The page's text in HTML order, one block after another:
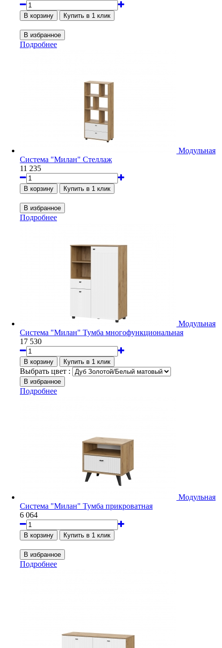
Подробнее
Модульная
Система "Милан" Стеллаж
11 235
Подробнее
Модульная
Система "Милан" Тумба многофункциональная
17 530
Выбрать цвет :
Подробнее
Модульная
Система "Милан" Тумба прикроватная
6 064
Подробнее